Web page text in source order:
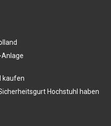
kaufen
Hochstuhl haben